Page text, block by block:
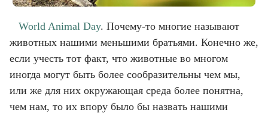
World Animal Day. Почему-то многие называют
животных нашими меньшими братьями. Конечно же,
если учесть тот факт, что животные во многом
иногда могут быть более сообразительны чем мы,
или же для них окружающая среда более понятна,
чем нам, то их впору было бы назвать нашими